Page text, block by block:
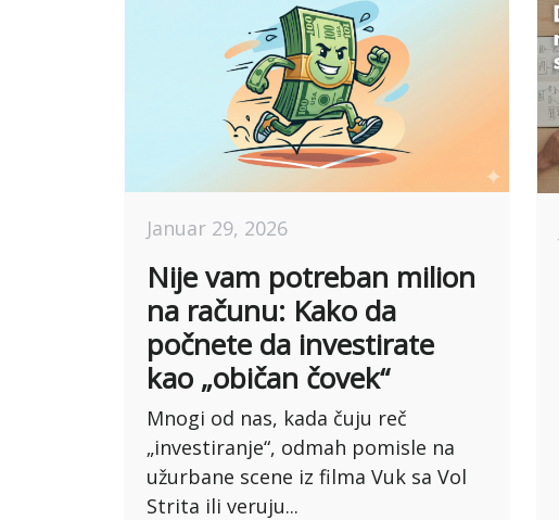
Januar 29, 2026
Nije vam potreban milion
na računu: Kako da
počnete da investirate
kao „običan čovek“
Mnogi od nas, kada čuju reč
„investiranje“, odmah pomisle na
užurbane scene iz filma Vuk sa Vol
Strita ili veruju...